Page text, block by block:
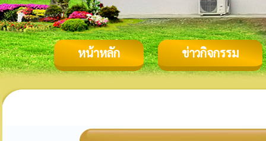
หน้าหลัก ข่าวกิจกรรม